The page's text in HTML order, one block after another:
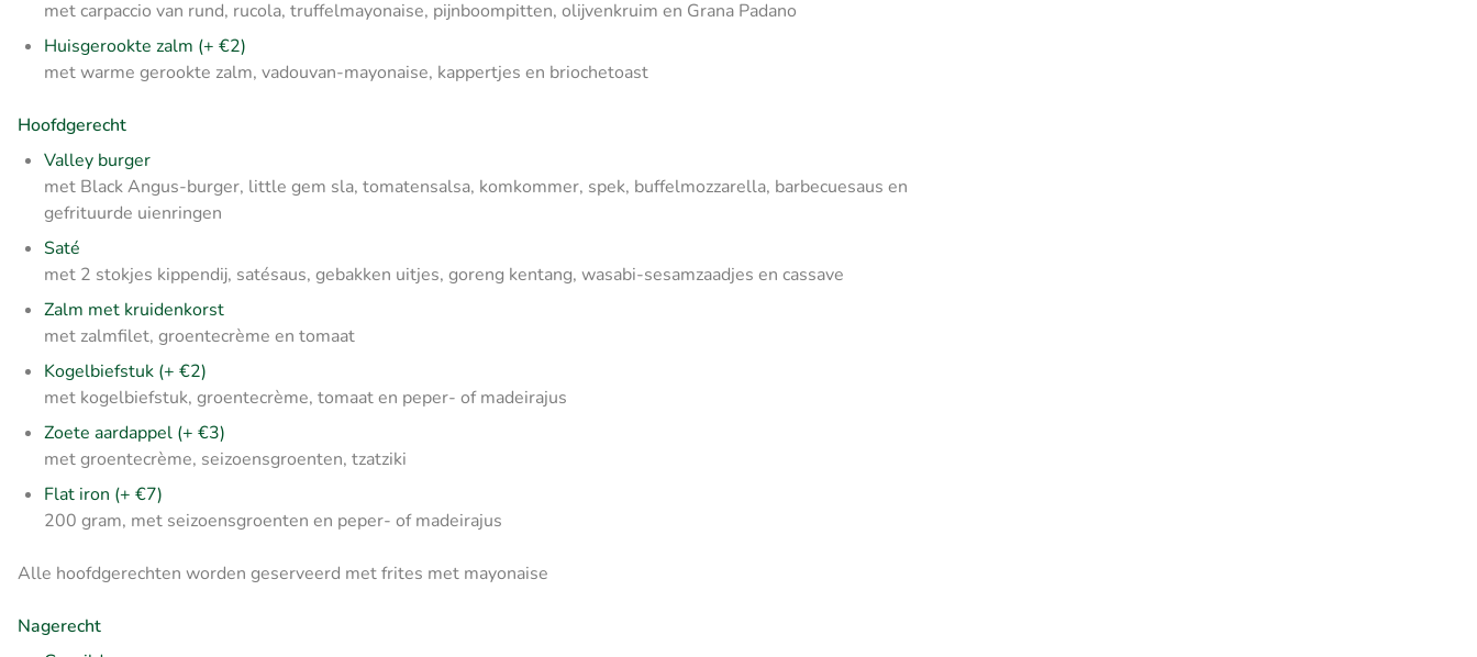
met carpaccio van rund, rucola, truffelmayonaise, pijnboompitten, olijvenkruim en Grana Padano
Huisgerookte zalm (+ €2)
met warme gerookte zalm, vadouvan-mayonaise, kappertjes en briochetoast
Hoofdgerecht
Valley burger
met Black Angus-burger, little gem sla, tomatensalsa, komkommer, spek, buffelmozzarella, barbecuesaus en
gefrituurde uienringen
Saté
met 2 stokjes kippendij, satésaus, gebakken uitjes, goreng kentang, wasabi-sesamzaadjes en cassave
Zalm met kruidenkorst
met zalmfilet, groentecrème en tomaat
Kogelbiefstuk (+ €2)
met kogelbiefstuk, groentecrème, tomaat en peper- of madeirajus
Zoete aardappel (+ €3)
met groentecrème, seizoensgroenten, tzatziki
Flat iron (+ €7)
200 gram, met seizoensgroenten en peper- of madeirajus
Alle hoofdgerechten worden geserveerd met frites met mayonaise
Nagerecht